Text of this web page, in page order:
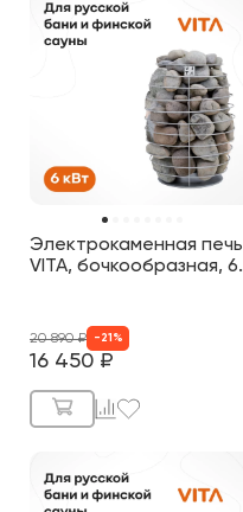
Электрокаменная печь
VITA, бочкообразная, 6
16 450 ₽
20 890₽ - 21 %